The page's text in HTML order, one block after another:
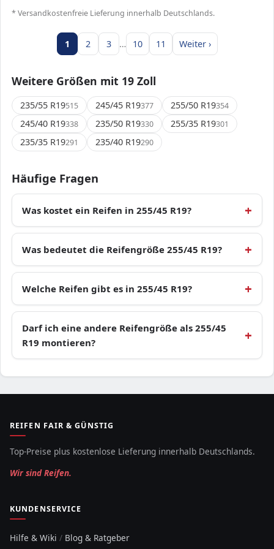
* Versandkostenfreie Lieferung innerhalb Deutschlands.
1 2 3 … 10 11 Weiter ›
Weitere Größen mit 19 Zoll
235/55 R19515 245/45 R19377 255/50 R19354
245/40 R19338 235/50 R19330 255/35 R19301
235/35 R19291 235/40 R19290
Häufige Fragen
Was kostet ein Reifen in 255/45 R19?
Was bedeutet die Reifengröße 255/45 R19?
Welche Reifen gibt es in 255/45 R19?
Darf ich eine andere Reifengröße als 255/45
R19 montieren?
REIFEN FAIR & GÜNSTIG
Top-Preise plus kostenlose Lieferung innerhalb Deutschlands.
Wir sind Reifen.
KUNDENSERVICE
Hilfe & Wiki / Blog & Ratgeber